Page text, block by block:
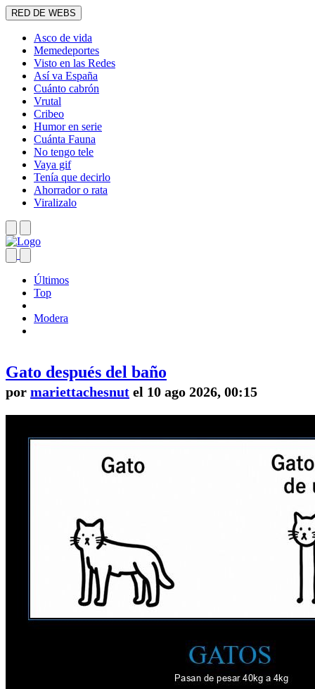
RED DE WEBS
Asco de vida
Memedeportes
Visto en las Redes
Así va España
Cuánto cabrón
Vrutal
Cribeo
Humor en serie
Cuánta Fauna
No tengo tele
Vaya gif
Tenía que decirlo
Ahorrador o rata
Viralizalo
Últimos
Top
Modera
Gato después del baño
por mariettachesnut el 10 ago 2026, 00:15